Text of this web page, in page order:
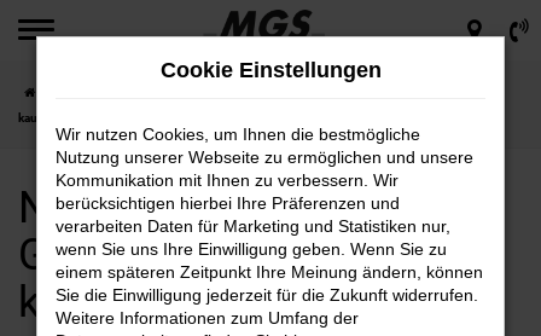
Zum
springen
kaufen
Nissan für Nürnberg
Gebrauchtwagen günstig
kaufen
Cookie Einstellungen
Wir nutzen Cookies, um Ihnen die bestmögliche
Nutzung unserer Webseite zu ermöglichen und unsere
Kommunikation mit Ihnen zu verbessern. Wir
berücksichtigen hierbei Ihre Präferenzen und
verarbeiten Daten für Marketing und Statistiken nur,
wenn Sie uns Ihre Einwilligung geben. Wenn Sie zu
einem späteren Zeitpunkt Ihre Meinung ändern, können
Sie die Einwilligung jederzeit für die Zukunft widerrufen.
Weitere Informationen zum Umfang der